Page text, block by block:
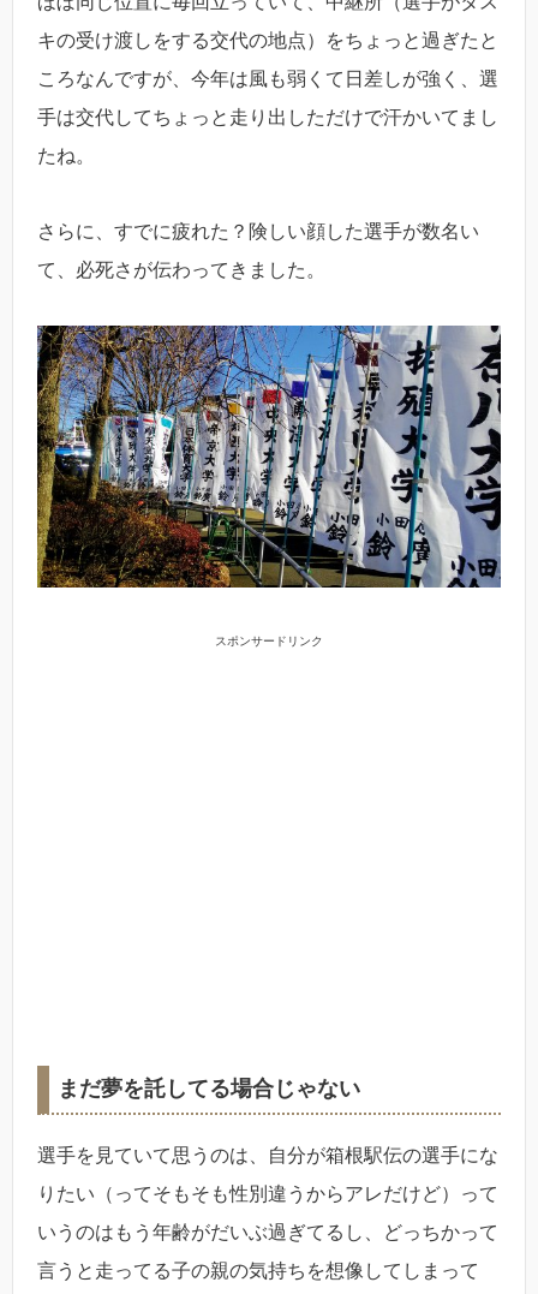
キの受け渡しをする交代の地点）をちょっと過ぎたと
ころなんですが、今年は風も弱くて日差しが強く、選
手は交代してちょっと走り出しただけで汗かいてまし
たね。
さらに、すでに疲れた？険しい顔した選手が数名い
て、必死さが伝わってきました。
スポンサードリンク
まだ夢を託してる場合じゃない
選手を見ていて思うのは、自分が箱根駅伝の選手にな
りたい（ってそもそも性別違うからアレだけど）って
いうのはもう年齢がだいぶ過ぎてるし、どっちかって
言うと走ってる子の親の気持ちを想像してしまって